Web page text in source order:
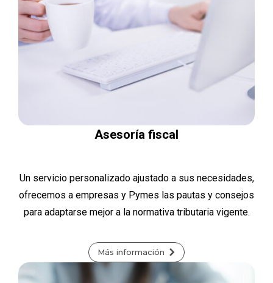
Asesoría fiscal
Un servicio personalizado ajustado a sus necesidades,
ofrecemos a empresas y Pymes las pautas y consejos
para adaptarse mejor a la normativa tributaria vigente.
Más información